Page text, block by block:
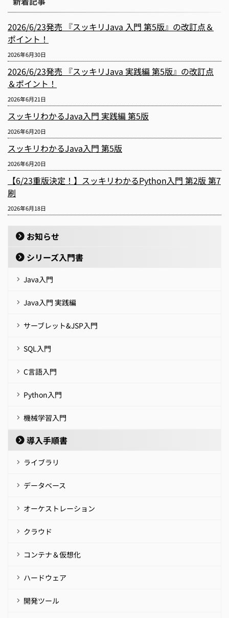
2026/6/23発売 『スッキリJava 入門 第5版』の改訂点＆
ポイント！
2026年6月30日
2026/6/23発売 『スッキリJava 実践編 第5版』の改訂点
＆ポイント！
2026年6月21日
スッキリわかるJava入門 実践編 第5版
2026年6月20日
スッキリわかるJava入門 第5版
2026年6月20日
【6/23重版決定！】スッキリわかるPython入門 第2版 第7
刷
2026年6月18日
お知らせ
シリーズ入門書
Java入門
Java入門 実践編
サーブレット&JSP入門
SQL入門
C言語入門
Python入門
機械学習入門
導入手順書
ライブラリ
データベース
オーケストレーション
クラウド
コンテナ＆仮想化
ハードウェア
開発ツール